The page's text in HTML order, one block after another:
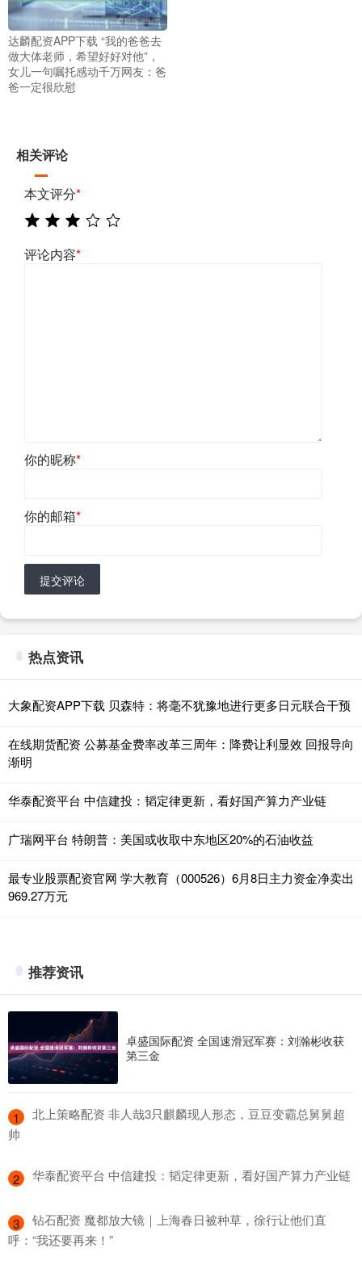
达麟配资APP下载 “我的爸爸去
做大体老师，希望好好对他”，
女儿一句嘱托感动千万网友：爸
爸一定很欣慰
相关评论
本文评分*
评论内容*
你的昵称*
你的邮箱*
提交评论
热点资讯
大象配资APP下载 贝森特：将毫不犹豫地进行更多日元联合干预
在线期货配资 公募基金费率改革三周年：降费让利显效 回报导向
渐明
华泰配资平台 中信建投：韬定律更新，看好国产算力产业链
广瑞网平台 特朗普：美国或收取中东地区20%的石油收益
最专业股票配资官网 学大教育（000526）6月8日主力资金净卖出
969.27万元
推荐资讯
卓盛国际配资 全国速滑冠军赛：刘瀚彬收获
第三金
1
​北上策略配资 非人哉3只麒麟现人形态，豆豆变霸总舅舅超
帅
2 ​华泰配资平台 中信建投：韬定律更新，看好国产算力产业链
3
​钻石配资 魔都放大镜｜上海春日被种草，徐行让他们直
呼：“我还要再来！”